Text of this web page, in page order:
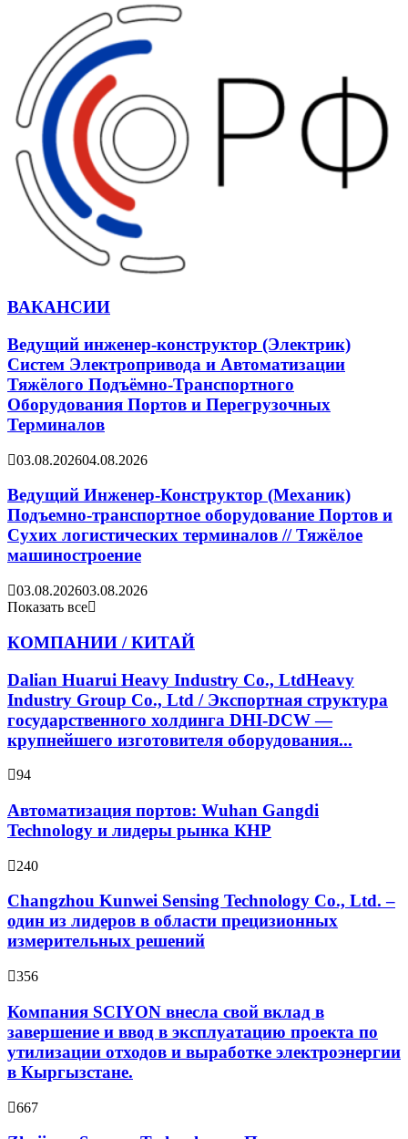
ВАКАНСИИ
Ведущий инженер-конструктор (Электрик)
Систем Электропривода и Автоматизации
Тяжёлого Подъёмно-Транспортного
Оборудования Портов и Перегрузочных
Терминалов
03.08.202604.08.2026
Ведущий Инженер-Конструктор (Механик)
Подъемно-транспортное оборудование Портов и
Сухих логистических терминалов // Тяжёлое
машиностроение
03.08.202603.08.2026
Показать все
КОМПАНИИ / КИТАЙ
Dalian Huarui Heavy Industry Co., LtdHeavy
Industry Group Co., Ltd / Экспортная структура
государственного холдинга DHI-DCW —
крупнейшего изготовителя оборудования...
94
Автоматизация портов: Wuhan Gangdi
Technology и лидеры рынка КНР
240
Changzhou Kunwei Sensing Technology Co., Ltd. –
один из лидеров в области прецизионных
измерительных решений
356
Компания SCIYON внесла свой вклад в
завершение и ввод в эксплуатацию проекта по
утилизации отходов и выработке электроэнергии
в Кыргызстане.
667